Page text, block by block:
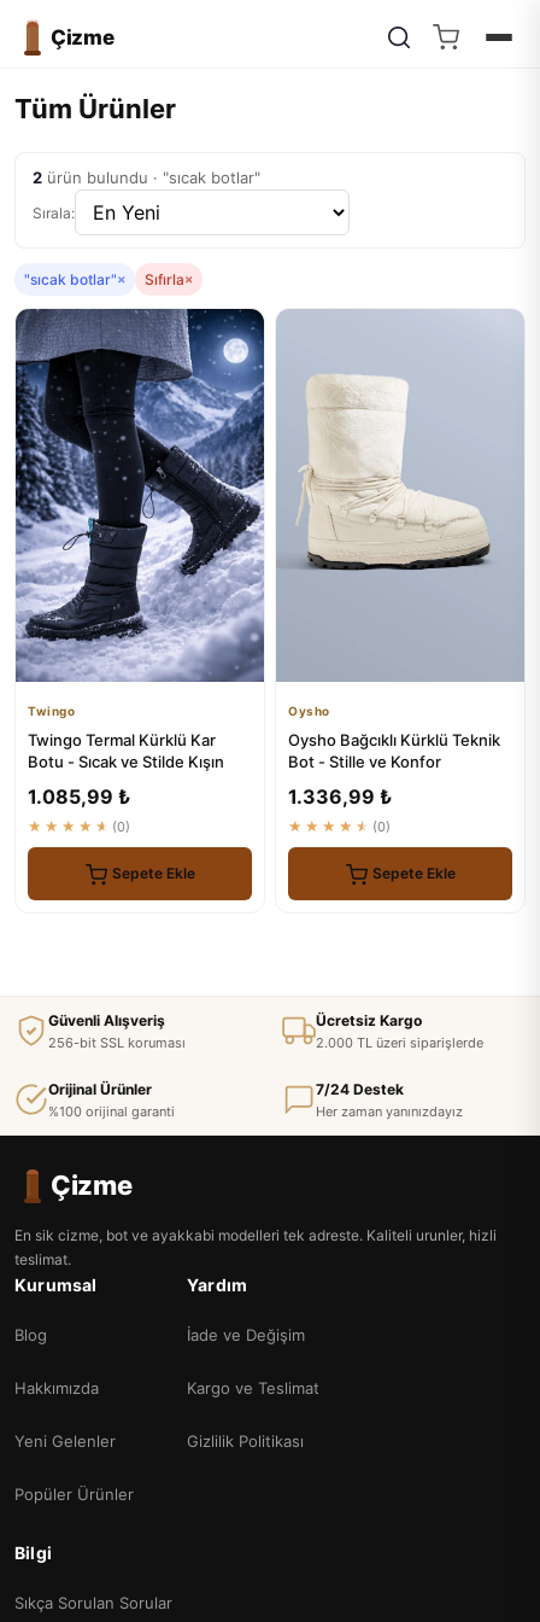
Çizme
Tüm Ürünler
2 ürün bulundu · "sıcak botlar"
Sırala:
"sıcak botlar"× Sıfırla×
Twingo
Twingo Termal Kürklü Kar
Botu - Sıcak ve Stilde Kışın
1.085,99 ₺
★★★★★ (0)
Sepete Ekle
Oysho
Oysho Bağcıklı Kürklü Teknik
Bot - Stille ve Konfor
1.336,99 ₺
★★★★★ (0)
Sepete Ekle
Güvenli Alışveriş
256-bit SSL koruması
Ücretsiz Kargo
2.000 TL üzeri siparişlerde
Orijinal Ürünler
%100 orijinal garanti
7/24 Destek
Her zaman yanınızdayız
Çizme
En sik cizme, bot ve ayakkabi modelleri tek adreste. Kaliteli urunler, hizli
teslimat.
Kurumsal
Blog
Hakkımızda
Yeni Gelenler
Popüler Ürünler
Yardım
İade ve Değişim
Kargo ve Teslimat
Gizlilik Politikası
Bilgi
Sıkça Sorulan Sorular